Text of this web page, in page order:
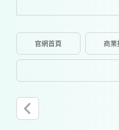
官網首頁 商業